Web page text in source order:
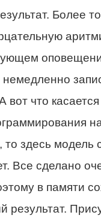
Более
немедленно
вот что
то здесь модель
Все сделано
в памяти
результат.